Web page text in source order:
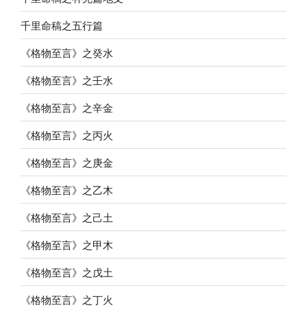
千里命稿之五行篇
《格物至言》之癸水
《格物至言》之壬水
《格物至言》之辛金
《格物至言》之丙火
《格物至言》之庚金
《格物至言》之乙木
《格物至言》之己土
《格物至言》之甲木
《格物至言》之戊土
《格物至言》之丁火